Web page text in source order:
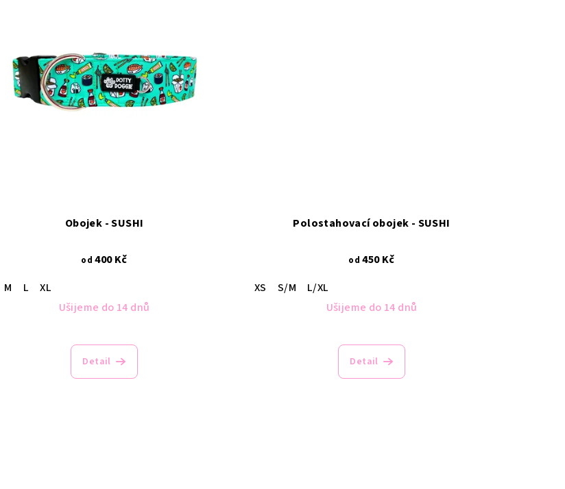
Obojek - SUSHI
od 400 Kč
M L
XL
Ušijeme do 14 dnů
hodnocení
produktu
je
Detail
Polostahovací obojek - SUSHI
od 450 Kč
XS
S/M
L/XL
Ušijeme do 14 dnů
Detail